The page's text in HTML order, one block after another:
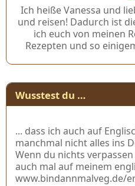
Ich heiße Vanessa und
und reisen! Dadurch ist
ich euch von meinen
Rezepten und so
Wusstest du …
... dass ich auch auf
manchmal nicht alles ins
Wenn du nichts
auch mal auf meinem
www.bindannmalveg.de/